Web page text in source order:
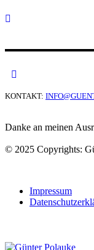
KONTAKT:
Danke an meinen
© 2025 Copyrights:
Impressum